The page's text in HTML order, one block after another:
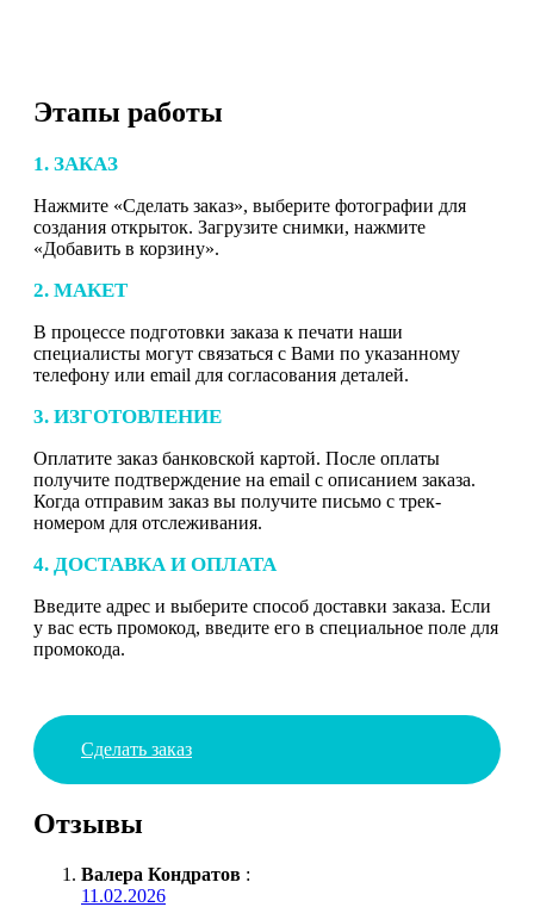
Этапы работы
1. ЗАКАЗ
Нажмите «Сделать заказ», выберите фотографии для
создания открыток. Загрузите снимки, нажмите
«Добавить в корзину».
2. МАКЕТ
В процессе подготовки заказа к печати наши
специалисты могут связаться с Вами по указанному
телефону или email для согласования деталей.
3. ИЗГОТОВЛЕНИЕ
Оплатите заказ банковской картой. После оплаты
получите подтверждение на email с описанием заказа.
Когда отправим заказ вы получите письмо с трек-
номером для отслеживания.
4. ДОСТАВКА И ОПЛАТА
Введите адрес и выберите способ доставки заказа. Если
у вас есть промокод, введите его в специальное поле для
промокода.
Сделать заказ
Отзывы
Валера Кондратов :
11.02.2026